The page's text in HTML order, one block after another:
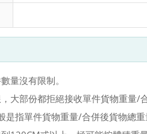
量沒有限制。
大部份都拒絕接收單件貨物重量/
是指單件貨物重量/合併後貨物總